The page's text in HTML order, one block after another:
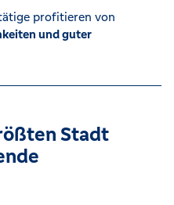
profitieren von
und guter
Stadt